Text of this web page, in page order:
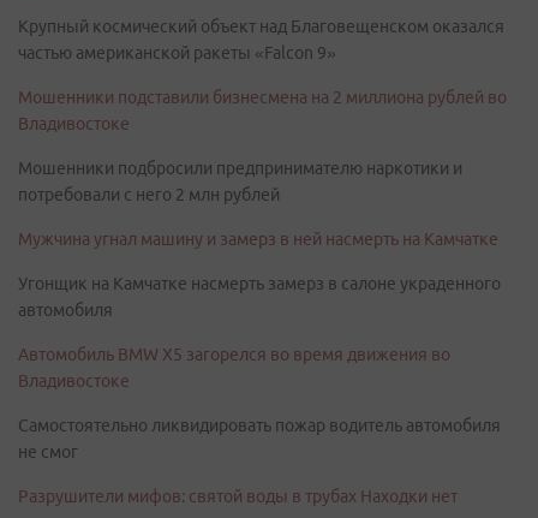
Крупный космический объект над Благовещенском оказался
частью американской ракеты «Falcon 9»
Мошенники подставили бизнесмена на 2 миллиона рублей во
Владивостоке
Мошенники подбросили предпринимателю наркотики и
потребовали с него 2 млн рублей
Мужчина угнал машину и замерз в ней насмерть на Камчатке
Угонщик на Камчатке насмерть замерз в салоне украденного
автомобиля
Автомобиль BMW X5 загорелся во время движения во
Владивостоке
Самостоятельно ликвидировать пожар водитель автомобиля
не смог
Разрушители мифов: святой воды в трубах Находки нет